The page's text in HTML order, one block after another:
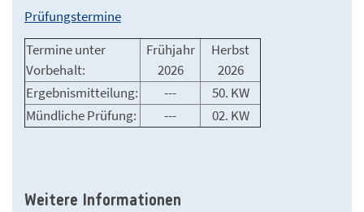
Prüfungstermine
Termine unter
Vorbehalt:
Frühjahr
2026
Herbst
2026
Ergebnismitteilung:
---
50. KW
Mündliche Prüfung:
--- 02. KW
Weitere Informationen